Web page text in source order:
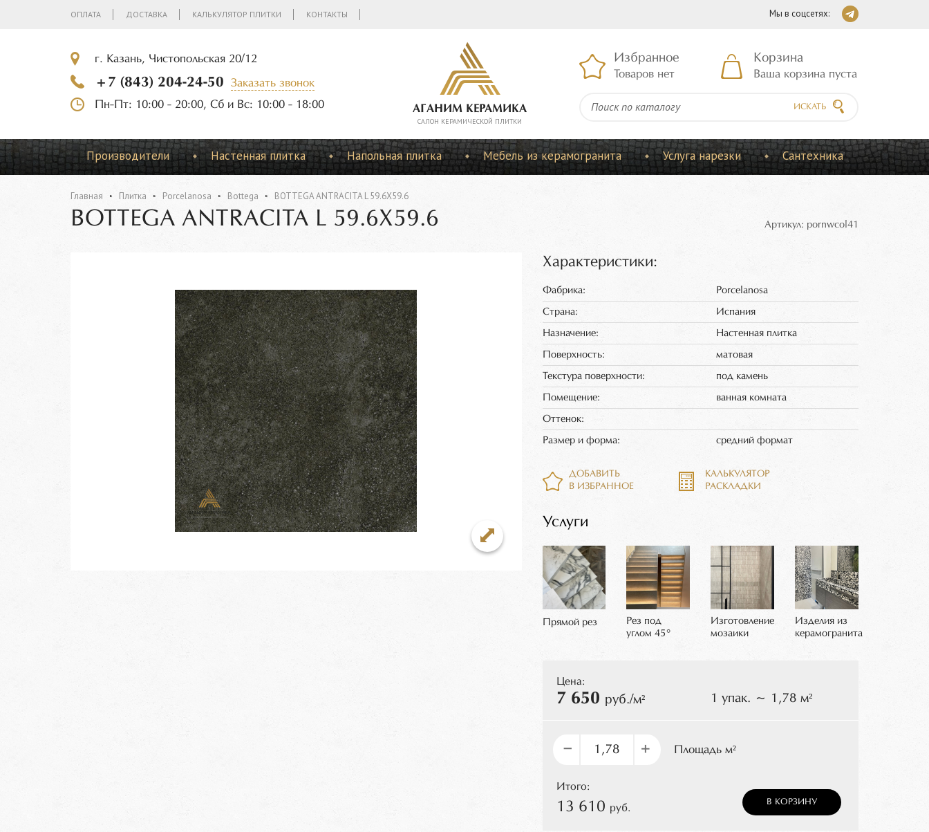
ОПЛАТА ДОСТАВКА КАЛЬКУЛЯТОР ПЛИТКИ КОНТАКТЫ Мы в соцсетях:
г. Казань, Чистопольская 20/12
+7 (843) 204-24-50
Заказать звонок
Пн-Пт: 10:00 - 20:00, Сб и Вс: 10:00 - 18:00
АГАНИМ КЕРАМИКА
CАЛОН КЕРАМИЧЕСКОЙ ПЛИТКИ
Избранное
Товаров нет
Корзина
Ваша корзина пуста
ИСКАТЬ
Производители Настенная плитка Напольная плитка Мебель из керамогранита Услуга нарезки Сантехника
Главная Плитка Porcelanosa Bottega BOTTEGA ANTRACITA L 59.6Х59.6
BOTTEGA ANTRACITA L 59.6Х59.6 Артикул: pornwcol41
Характеристики:
Фабрика: Porcelanosa
Страна: Испания
Назначение: Настенная плитка
Поверхность: матовая
Текстура поверхности: под камень
Помещение: ванная комната
Оттенок:
Размер и форма: средний формат
ДОБАВИТЬ
В ИЗБРАННОЕ
КАЛЬКУЛЯТОР
РАСКЛАДКИ
Услуги
Прямой рез
Рез под
углом 45°
Изготовление
мозаики
Изделия из
керамогранита
Цена:
7 650 руб./м² 1 упак. ~ 1,78 м²
– + Площадь м²
Итого:
13 610 руб.
В КОРЗИНУ